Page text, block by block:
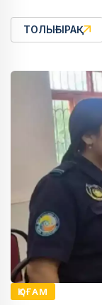
ТОЛЫҒЫРАҚ
ҚОҒАМ